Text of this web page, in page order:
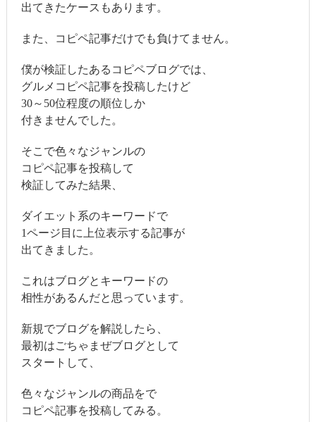
出てきたケースもあります。
また、コピペ記事だけでも負けてません。
僕が検証したあるコピペブログでは、
グルメコピペ記事を投稿したけど
30～50位程度の順位しか
付きませんでした。
そこで色々なジャンルの
コピペ記事を投稿して
検証してみた結果、
ダイエット系のキーワードで
1ページ目に上位表示する記事が
出てきました。
これはブログとキーワードの
相性があるんだと思っています。
新規でブログを解説したら、
最初はごちゃまぜブログとして
スタートして、
色々なジャンルの商品をで
コピペ記事を投稿してみる。